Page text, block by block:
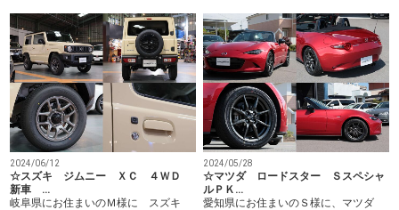
2024/06/12
☆スズキ ジムニー ＸＣ ４ＷＤ
新車 …
岐阜県にお住まいのＭ様に スズキ
2024/05/28
☆マツダ ロードスター Ｓスペシャ
ルＰＫ…
愛知県にお住まいのＳ様に、マツダ